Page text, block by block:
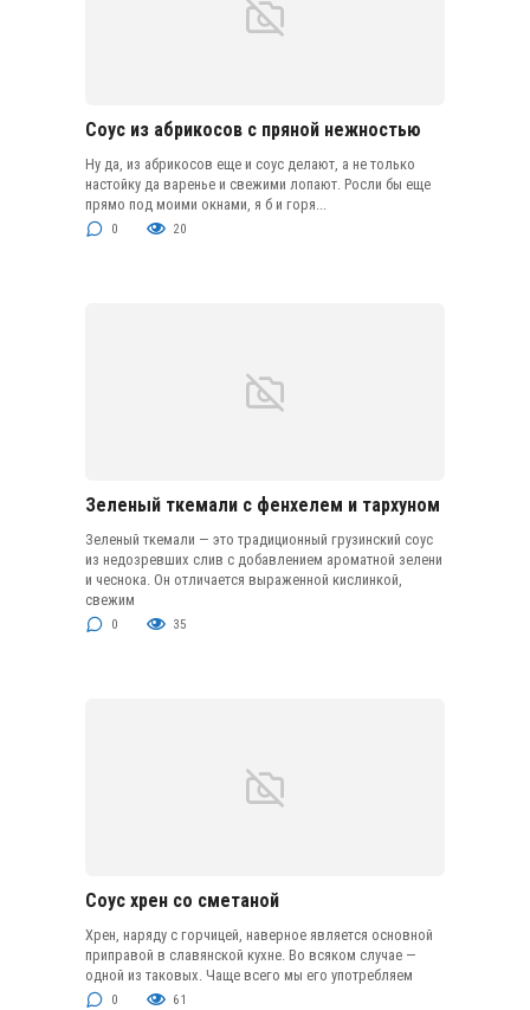
Соус из абрикосов с пряной нежностью
Ну да, из абрикосов еще и соус делают, а не только
настойку да варенье и свежими лопают. Росли бы еще
прямо под моими окнами, я б и горя...
0 20
Зеленый ткемали с фенхелем и тархуном
Зеленый ткемали — это традиционный грузинский соус
из недозревших слив с добавлением ароматной зелени
и чеснока. Он отличается выраженной кислинкой,
свежим
0 35
Соус хрен со сметаной
Хрен, наряду с горчицей, наверное является основной
приправой в славянской кухне. Во всяком случае —
одной из таковых. Чаще всего мы его употребляем
0 61